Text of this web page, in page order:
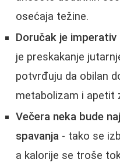
osećaja težine.
Doručak je imperativ
je preskakanje
potvrđuju da obilan
metabolizam i apetit
Večera neka bude
spavanja - tako se
a kalorije se troše